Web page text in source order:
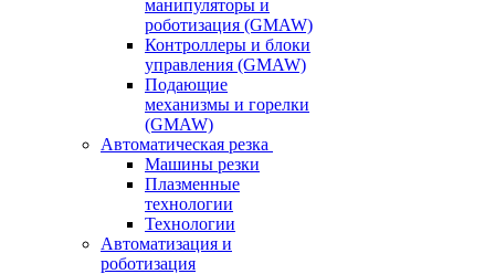
манипуляторы и
роботизация (GMAW)
Контроллеры и блоки
управления (GMAW)
Подающие
механизмы и горелки
(GMAW)
Автоматическая резка
Машины резки
Плазменные
технологии
Технологии
Автоматизация и
роботизация